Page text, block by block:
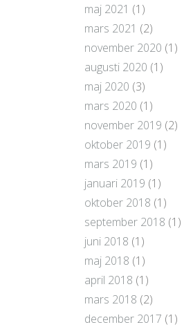
maj 2021 (1)
mars 2021 (2)
november 2020 (1)
augusti 2020 (1)
maj 2020 (3)
mars 2020 (1)
november 2019 (2)
oktober 2019 (1)
mars 2019 (1)
januari 2019 (1)
oktober 2018 (1)
september 2018 (1)
juni 2018 (1)
maj 2018 (1)
april 2018 (1)
mars 2018 (2)
december 2017 (1)